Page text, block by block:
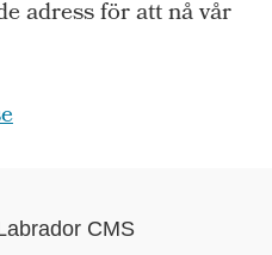
adress för att nå vår
CMS